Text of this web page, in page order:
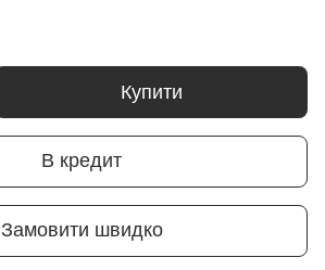
Купити
В кредит
Замовити швидко